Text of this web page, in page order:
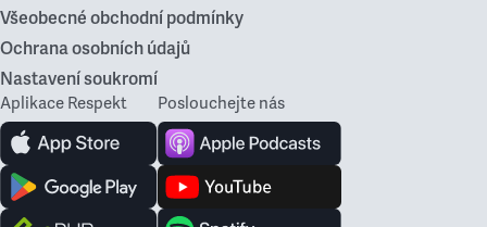
Všeobecné obchodní podmínky
Ochrana osobních údajů
Nastavení soukromí
Aplikace Respekt Poslouchejte nás